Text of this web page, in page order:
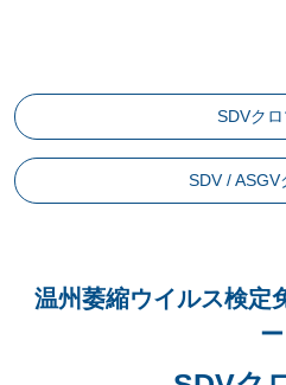
SDVクロ
SDV / ASGV
温州萎縮ウイルス検定
ー